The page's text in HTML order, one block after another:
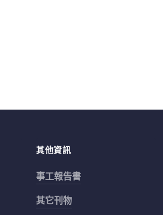
其他資訊
事工報告書
其它刊物